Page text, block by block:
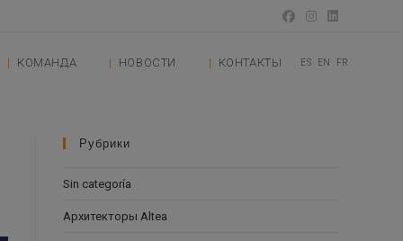
КОМАНДА НОВОСТИ КОНТАКТЫ ES EN FR
Рубрики
Sin categoría
Архитекторы Altea